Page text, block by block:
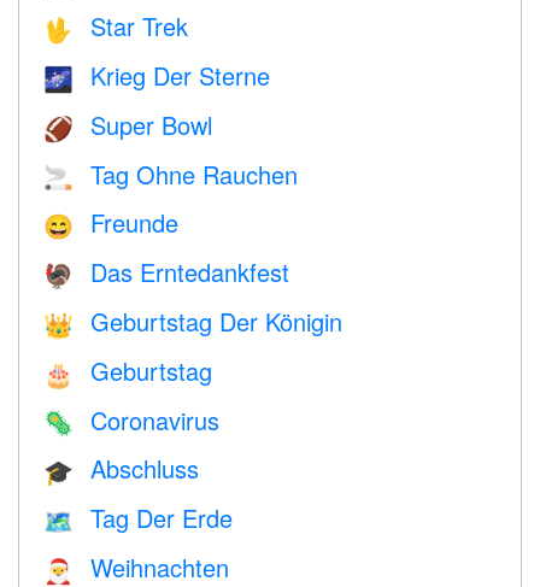
🖖 Star Trek
🌌 Krieg Der Sterne
🏈 Super Bowl
🚬 Tag Ohne Rauchen
😄 Freunde
🦃 Das Erntedankfest
👑 Geburtstag Der Königin
🎂 Geburtstag
🦠 Coronavirus
🎓 Abschluss
🗺️ Tag Der Erde
🎅 Weihnachten